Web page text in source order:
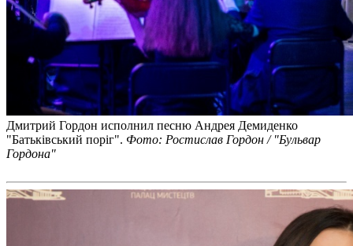
Дмитрий Гордон исполнил песню Андрея Демиденко
"Батьківський поріг". Фото: Ростислав Гордон / "Бульвар
Гордона"